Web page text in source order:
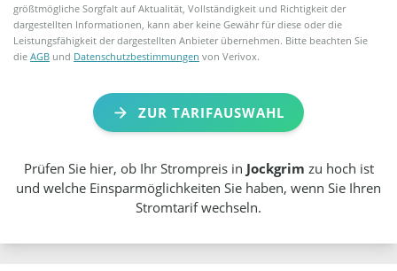
größtmögliche Sorgfalt auf Aktualität, Vollständigkeit und Richtigkeit der
dargestellten Informationen, kann aber keine Gewähr für diese oder die
Leistungsfähigkeit der dargestellten Anbieter übernehmen. Bitte beachten Sie
dieAGB und Datenschutzbestimmungen von Verivox.
ZUR TARIFAUSWAHL
Prüfen Sie hier, ob Ihr Strompreis in Jockgrim zu hoch ist
und welche Einsparmöglichkeiten Sie haben, wenn Sie Ihren
Stromtarif wechseln.